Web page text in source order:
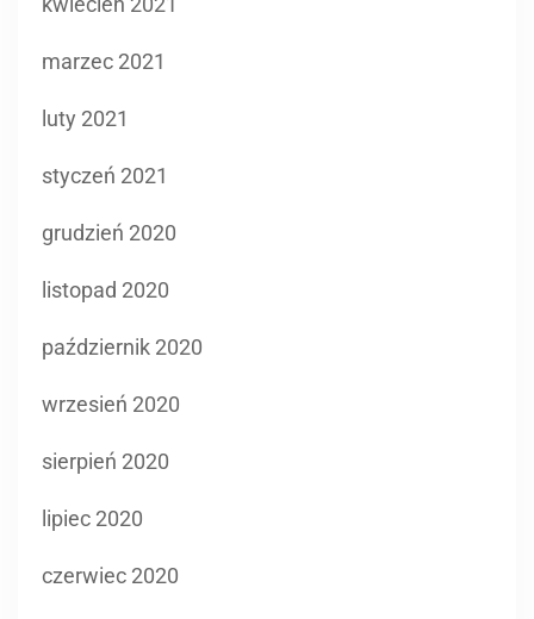
marzec 2021
luty 2021
styczeń 2021
grudzień 2020
listopad 2020
październik 2020
wrzesień 2020
sierpień 2020
lipiec 2020
czerwiec 2020